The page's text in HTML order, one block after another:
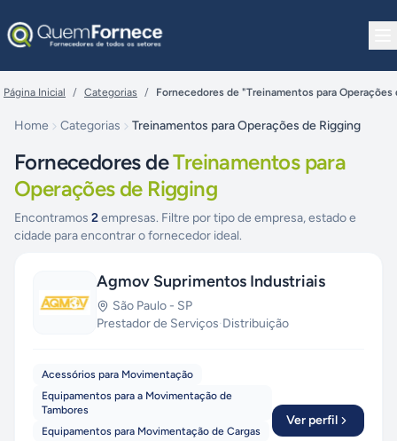
Página Inicial / Categorias / Fornecedores de "Treinamentos para Operações
Home Categorias Treinamentos para Operações de Rigging
Fornecedores deTreinamentos para
Operações de Rigging
Encontramos 2empresas. Filtre por tipo de empresa, estado e
cidade para encontrar o fornecedor ideal.
Agmov Suprimentos Industriais
São Paulo - SP
Prestador de Serviços·Distribuição
Acessórios para Movimentação
Equipamentos para a Movimentação de
Tambores
Equipamentos para Movimentação de Cargas
Ver perfil